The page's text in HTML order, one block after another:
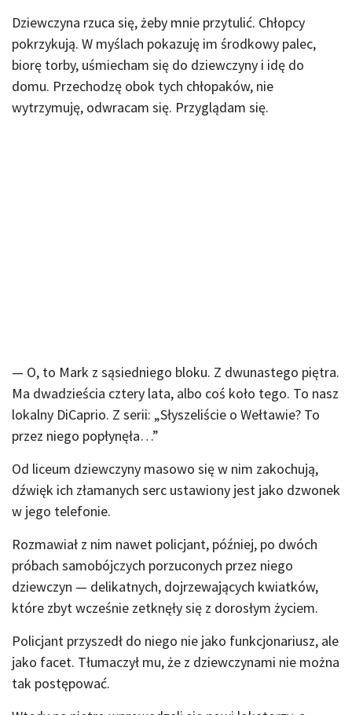
Dziewczyna rzuca się, żeby mnie przytulić. Chłopcy
pokrzykują. W myślach pokazuję im środkowy palec,
biorę torby, uśmiecham się do dziewczyny i idę do
domu. Przechodzę obok tych chłopaków, nie
wytrzymuję, odwracam się. Przyglądam się.
— O, to Mark z sąsiedniego bloku. Z dwunastego piętra.
Ma dwadzieścia cztery lata, albo coś koło tego. To nasz
lokalny DiCaprio. Z serii: „Słyszeliście o Wełtawie? To
przez niego popłynęła…”
Od liceum dziewczyny masowo się w nim zakochują,
dźwięk ich złamanych serc ustawiony jest jako dzwonek
w jego telefonie.
Rozmawiał z nim nawet policjant, później, po dwóch
próbach samobójczych porzuconych przez niego
dziewczyn — delikatnych, dojrzewających kwiatków,
które zbyt wcześnie zetknęły się z dorosłym życiem.
Policjant przyszedł do niego nie jako funkcjonariusz, ale
jako facet. Tłumaczył mu, że z dziewczynami nie można
tak postępować.